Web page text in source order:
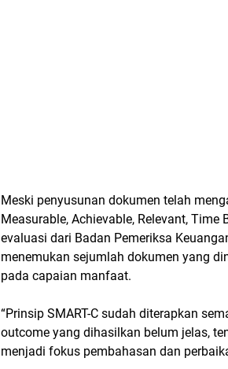
Meski penyusunan dokumen telah
Measurable, Achievable, Relevant,
evaluasi dari Badan Pemeriksa
menemukan sejumlah dokumen yang
pada capaian manfaat.
“Prinsip SMART-C sudah diterapkan
outcome yang dihasilkan belum jelas,
menjadi fokus pembahasan dan